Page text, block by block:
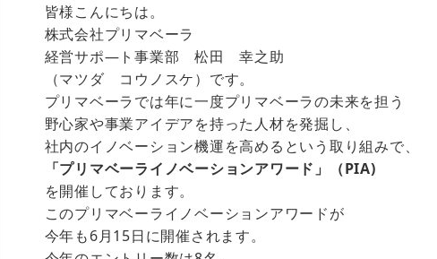
皆様こんにちは。
株式会社プリマベーラ
経営サポ―ト事業部 松田 幸之助
（マツダ コウノスケ）です。
プリマベーラでは年に一度プリマベーラの未来を担う
野心家や事業アイデアを持った人材を発掘し、
社内のイノベーション機運を高めるという取り組みで、
「プリマベーライノベーションアワード」（PIA)
を開催しております。
このプリマベーライノベーションアワードが
今年も6月15日に開催されます。